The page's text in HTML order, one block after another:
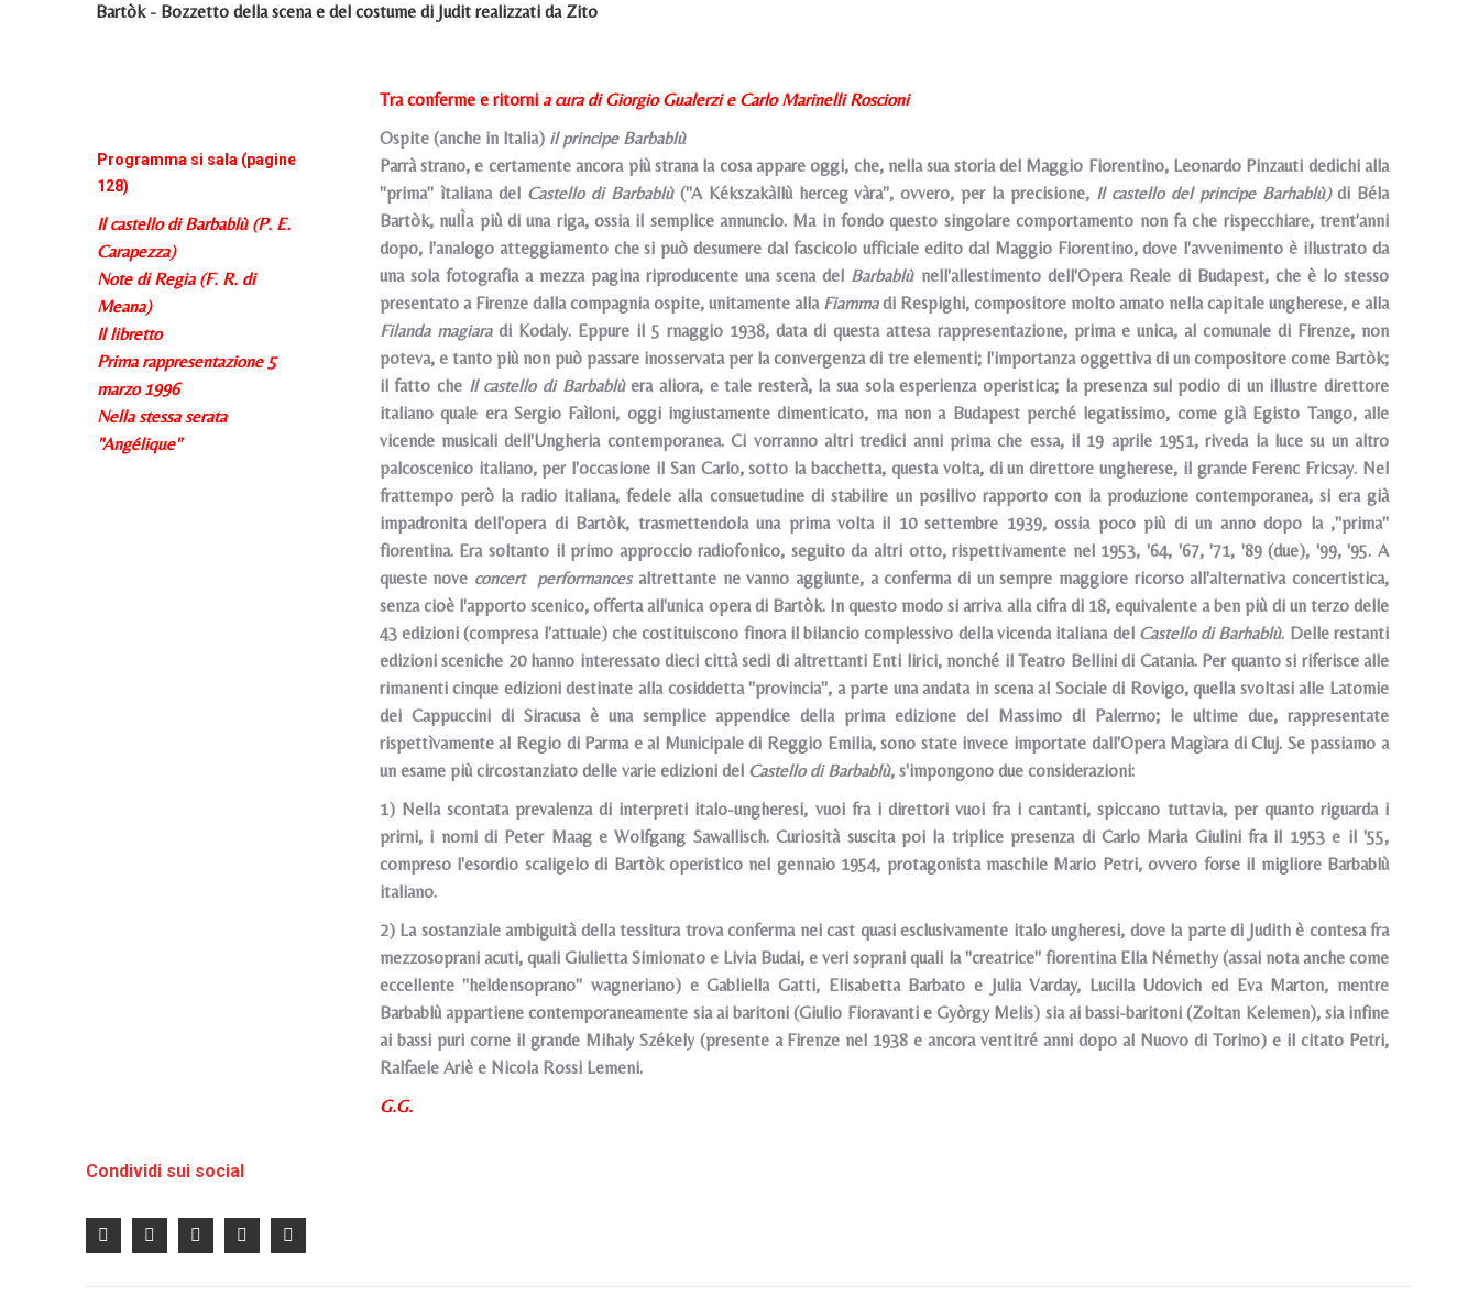
Bartòk - Bozzetto della scena e del costume di Judit realizzati da Zito
Programma si sala (pagine
128)
Il castello di Barbablù (P. E.
Carapezza)
Note di Regia (F. R. di
Meana)
Il libretto
Prima rappresentazione 5
marzo 1996
Nella stessa serata
"Angélique"
Tra conferme e ritorni a cura di Giorgio Gualerzi e Carlo Marinelli Roscioni
Ospite (anche in ltalia) il principe Barbablù
Parrà strano, e certamente ancora più strana la cosa appare oggi, che, nella sua storia del Maggio Fiorentino, Leonardo Pinzauti dedichi alla
"prima" ìtaliana del Castello di Barbablù("A Kékszakàllù herceg vàra", ovvero, per la precisione, Il castello del principe Barhablù)di Béla
Bartòk, nulÌa più di una riga, ossia il semplice annuncio. Ma in fondo questo singolare comportamento non fa che rispecchiare, trent'anni
dopo, l'analogo atteggiamento che si può desumere dal fascicolo ufficiale edito dal Maggio Fiorentino, dove l'avvenimento è illustrato da
una sola fotografia a mezza pagina riproducente una scena del Barbablùnell'allestimento dell'Opera Reale di Budapest, che è lo stesso
presentato a Firenze dalla compagnia ospite, unitamente alla Fiammadi Respighi, compositore molto amato nella capitale ungherese, e alla
Filanda magiaradi Kodaly. Eppure il 5 rnaggio 1938, data di questa attesa rappresentazione, prima e unica, al comunale di Firenze, non
poteva, e tanto più non può passare inosservata per la convergenza di tre elementi; l'importanza oggettiva di un compositore come Bartòk;
il fatto che Il castello di Barbablùera aliora, e tale resterà, la sua sola esperienza operistica; la presenza sul podio di un illustre direttore
italiano quale era Sergio Faìloni, oggi ingiustamente dimenticato, ma non a Budapest perché legatissimo, come già Egisto Tango, alle
vicende musicali dell'Ungheria contemporanea. Ci vorranno altri tredici anni prima che essa, il 19 aprile 1951, riveda la luce su un altro
palcoscenico italiano, per l'occasione il San Carlo, sotto la bacchetta, questa volta, di un direttore ungherese, il grande Ferenc Fricsay. Nel
frattempo però la radio italiana, fedele alla consuetudine di stabilire un posilivo rapporto con la produzione contemporanea, si era già
impadronita dell'opera di Bartòk, trasmettendola una prima volta il 10 settembre 1939, ossia poco più di un anno dopo la ,"prima"
fiorentina. Era soltanto il primo approccio radiofonico, seguito da altri otto, rispettivamente nel 1953, '64, '67, '71, '89 (due), '99, '95. A
queste nove concert performancesaltrettante ne vanno aggiunte, a conferma di un sempre maggiore ricorso all'alternativa concertistica,
senza cioè l'apporto scenico, offerta all'unica opera di Bartòk. In questo modo si arriva alla cifra di 18, equivalente a ben più di un terzo delle
43 edizioni (compresa l'attuale) che costituiscono finora il bilancio complessivo della vicenda italiana del Castello di Barhablù. Delle restanti
edizioni sceniche 20 hanno interessato dieci città sedi di altrettanti Enti lirici, nonché il Teatro Bellini di Catania. Per quanto si riferisce alle
rimanenti cinque edizioni destinate alla cosiddetta "provincia", a parte una andata in scena al Sociale di Rovigo, quella svoltasi alle Latomie
dei Cappuccini di Siracusa è una semplice appendice della prima edizione del Massimo dl Palerrno; le ultime due, rappresentate
rispettìvamente al Regio di Parma e al Municipale di Reggio Emilia, sono state invece importate dall'Opera Magìara di Cluj. Se passiamo a
un esame più circostanziato delle varie edizioni del Castello di Barbablù, s'impongono due considerazioni:
1) Nella scontata prevalenza di interpreti italo-ungheresi, vuoi fra i direttori vuoi fra i cantanti, spiccano tuttavia, per quanto riguarda i
prirni, i nomi di Peter Maag e Wolfgang Sawallisch. Curiosità suscita poi la triplice presenza di Carlo Maria Giulini fra il 1953 e il '55,
compreso l'esordio scaligelo di Bartòk operistico nel gennaio 1954, protagonista maschile Mario Petri, ovvero forse il migliore Barbablù
italiano.
2) La sostanziale ambiguità della tessitura trova conferma nei cast quasi esclusivamente italo ungheresi, dove la parte di Judith è contesa fra
mezzosoprani acuti, quali Giulietta Simionato e Livia Budai, e veri soprani quali la "creatrice" fiorentina Ella Némethy (assai nota anche come
eccellente "heldensoprano" wagneriano) e Gabliella Gatti, Elisabetta Barbato e Julia Varday, Lucilla Udovich ed Eva Marton, mentre
Barbablù appartiene contemporaneamente sia ai baritoni (Giulio Fioravanti e Gyòrgy Melis) sia ai bassi-baritoni (Zoltan Kelemen), sia infine
ai bassi puri corne il grande Mihaly Székely (presente a Firenze nel 1938 e ancora ventitré anni dopo al Nuovo di Torino) e il citato Petri,
Ralfaele Ariè e Nicola Rossi Lemeni.
G.G.
Condividi sui social